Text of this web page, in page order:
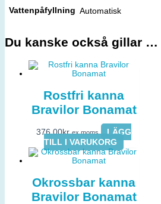
Vattenpåfyllning Automatisk
Du kanske också gillar …
Rostfri kanna
Bravilor Bonamat
376,00kr ex moms
LÄGG
TILL I VARUKORG
Okrossbar kanna
Bravilor Bonamat